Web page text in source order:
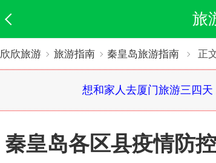
旅
欣欣旅游 旅游指南 秦皇岛旅游指南 正
想和家人去厦门旅游三四
秦皇岛各区县疫情防